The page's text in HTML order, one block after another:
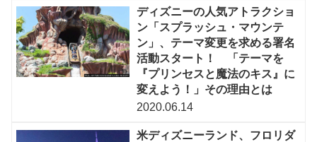
ディズニーの人気アトラクショ
ン「スプラッシュ・マウンテ
ン」、テーマ変更を求める署名
活動スタート！ 「テーマを
『プリンセスと魔法のキス』に
変えよう！」その理由とは
2020.06.14
米ディズニーランド、フロリダ